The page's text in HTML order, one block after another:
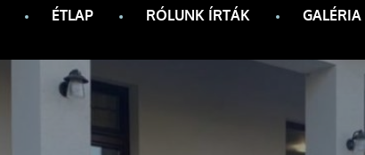
ÉTLAP RÓLUNK ÍRTÁK GALÉRIA